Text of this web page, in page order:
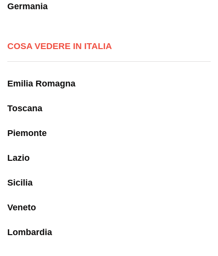
Germania
COSA VEDERE IN ITALIA
Emilia Romagna
Toscana
Piemonte
Lazio
Sicilia
Veneto
Lombardia